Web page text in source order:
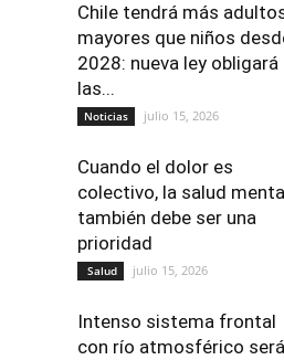
Chile tendrá más
mayores que niños
2028: nueva ley obligará
las...
Noticias julio 15, 2026
Cuando el dolor es
colectivo, la salud
también debe ser una
prioridad
Salud julio 15, 2026
Intenso sistema frontal
con río atmosférico será